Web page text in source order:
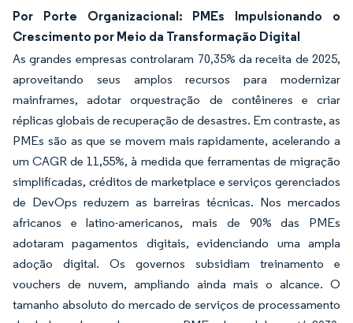
Por Porte Organizacional: PMEs Impulsionando o
Crescimento por Meio da Transformação Digital
As grandes empresas controlaram 70,35% da receita de 2025,
aproveitando seus amplos recursos para modernizar
mainframes, adotar orquestração de contêineres e criar
réplicas globais de recuperação de desastres. Em contraste, as
PMEs são as que se movem mais rapidamente, acelerando a
um CAGR de 11,55%, à medida que ferramentas de migração
simplificadas, créditos de marketplace e serviços gerenciados
de DevOps reduzem as barreiras técnicas. Nos mercados
africanos e latino-americanos, mais de 90% das PMEs
adotaram pagamentos digitais, evidenciando uma ampla
adoção digital. Os governos subsidiam treinamento e
vouchers de nuvem, ampliando ainda mais o alcance. O
tamanho absoluto do mercado de serviços de processamento